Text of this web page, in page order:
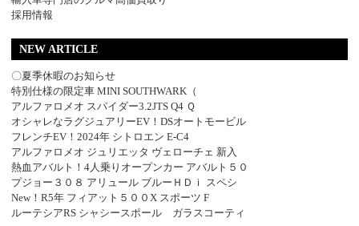
採用情報
NEW ARTICLE
〇夏季休暇のお知らせ
特別仕様の限定車 MINI SOUTHWARK（
アルファロメオ スパイダー3.2JTS Q4 Ｑ
オシャレなラグジュアリーEV！DSオートモービル
フレンチEV！2024年 シトロエン E-C4
アルファロメオ ジュリエッタ ヴェローチェ 新入
熱血アバルト！4人乗りオープンカー アバルト５０
プジョー３０８ アリュール ブルーＨＤｉ スペシ
New！R5年 フィアット５００X スポーツ F
ルーテシアRS シャシースポール ガラスコーティ